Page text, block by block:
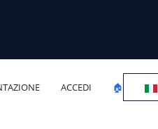
ACCEDI 🏠